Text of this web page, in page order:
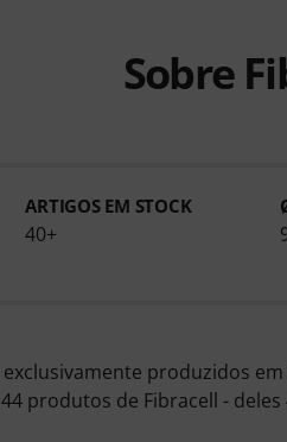
Sobre
ARTIGOS EM STOCK
40+
produzidos
produtos de Fibracell -